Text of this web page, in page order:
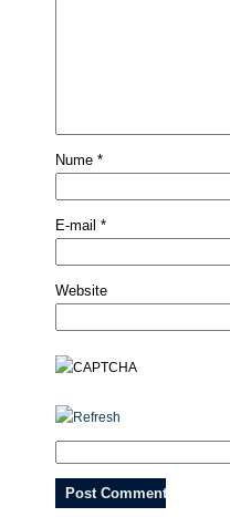
Nume *
E-mail *
Website